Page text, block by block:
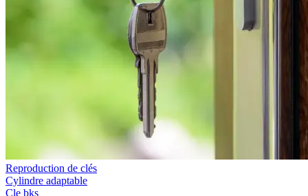
Reproduction de clés
Cylindre adaptable
Cle bks